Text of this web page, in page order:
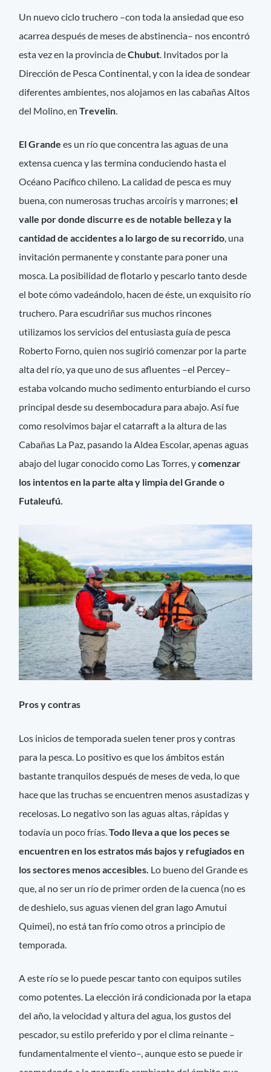
Un nuevo ciclo truchero –con toda la ansiedad que eso
acarrea después de meses de abstinencia– nos encontró
esta vez en la provincia deChubut. Invitados por la
Dirección de Pesca Continental, y con la idea de sondear
diferentes ambientes, nos alojamos en las cabañas Altos
del Molino, enTrevelin.
El Grande es un río que concentra las aguas de una
extensa cuenca y las termina conduciendo hasta el
Océano Pacífico chileno. La calidad de pesca es muy
buena, con numerosas truchas arcoíris y marrones;el
valle por donde discurre es de notable belleza y la
cantidad de accidentes a lo largo de su recorrido, una
invitación permanente y constante para poner una
mosca. La posibilidad de flotarlo y pescarlo tanto desde
el bote cómo vadeándolo, hacen de éste, un exquisito río
truchero. Para escudriñar sus muchos rincones
utilizamos los servicios del entusiasta guía de pesca
Roberto Forno, quien nos sugirió comenzar por la parte
alta del río, ya que uno de sus afluentes –el Percey–
estaba volcando mucho sedimento enturbiando el curso
principal desde su desembocadura para abajo. Así fue
como resolvimos bajar el catarraft a la altura de las
Cabañas La Paz, pasando la Aldea Escolar, apenas aguas
abajo del lugar conocido como Las Torres, ycomenzar
los intentos en la parte alta y limpia del Grande o
Futaleufú.
Pros y contras
Los inicios de temporada suelen tener pros y contras
para la pesca. Lo positivo es que los ámbitos están
bastante tranquilos después de meses de veda, lo que
hace que las truchas se encuentren menos asustadizas y
recelosas. Lo negativo son las aguas altas, rápidas y
todavía un poco frías.Todo lleva a que los peces se
encuentren en los estratos más bajos y refugiados en
los sectores menos accesibles. Lo bueno del Grande es
que, al no ser un río de primer orden de la cuenca (no es
de deshielo, sus aguas vienen del gran lago Amutui
Quimei), no está tan frío como otros a principio de
temporada.
A este río se lo puede pescar tanto con equipos sutiles
como potentes. La elección irá condicionada por la etapa
del año, la velocidad y altura del agua, los gustos del
pescador, su estilo preferido y por el clima reinante –
fundamentalmente el viento–, aunque esto se puede ir